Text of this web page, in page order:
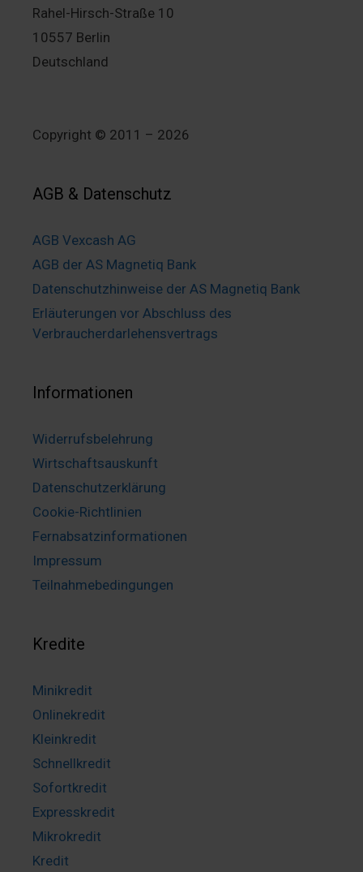
Rahel-Hirsch-Straße 10
10557 Berlin
Deutschland
Copyright © 2011 – 2026
AGB & Datenschutz
AGB Vexcash AG
AGB der AS Magnetiq Bank
Datenschutzhinweise der AS Magnetiq Bank
Erläuterungen vor Abschluss des
Verbraucherdarlehensvertrags
Informationen
Widerrufsbelehrung
Wirtschaftsauskunft
Datenschutzerklärung
Cookie-Richtlinien
Fernabsatzinformationen
Impressum
Teilnahmebedingungen
Kredite
Minikredit
Onlinekredit
Kleinkredit
Schnellkredit
Sofortkredit
Expresskredit
Mikrokredit
Kredit